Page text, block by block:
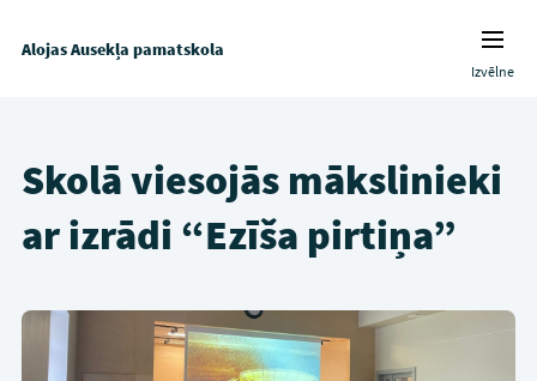
Alojas Ausekļa pamatskola
Izvēlne
Skolā viesojās mākslinieki
ar izrādi “Ezīša pirtiņa”